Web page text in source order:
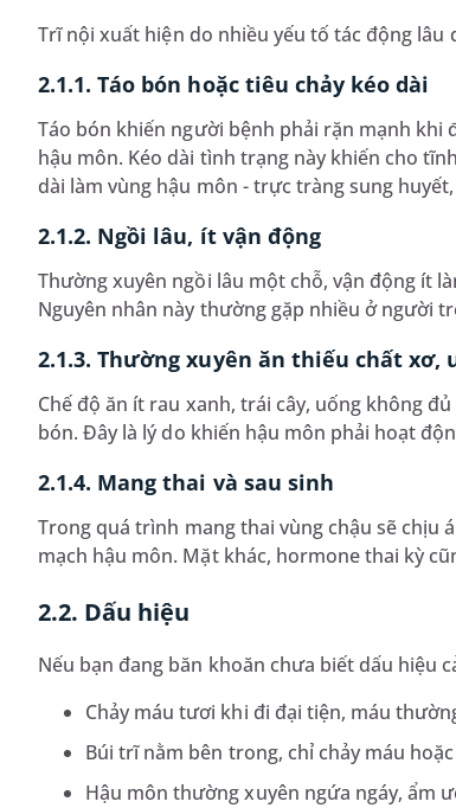
Trĩ nội xuất hiện do nhiều yếu tố tác động lâu
2.1.1. Táo bón hoặc tiêu chảy kéo dài
Táo bón khiến người bệnh phải rặn mạnh khi
hậu môn. Kéo dài tình trạng này khiến cho
dài làm vùng hậu môn - trực tràng sung
2.1.2. Ngồi lâu, ít vận động
Thường xuyên ngồi lâu một chỗ, vận động ít
Nguyên nhân này thường gặp nhiều ở người
2.1.3. Thường xuyên ăn thiếu chất xơ,
Chế độ ăn ít rau xanh, trái cây, uống không
bón. Đây là lý do khiến hậu môn phải hoạt
2.1.4. Mang thai và sau sinh
Trong quá trình mang thai vùng chậu sẽ chịu
mạch hậu môn. Mặt khác, hormone thai kỳ
2.2. Dấu hiệu
Nếu bạn đang băn khoăn chưa biết dấu hiệu
Chảy máu tươi khi đi đại tiện, máu
Búi trĩ nằm bên trong, chỉ chảy máu
Hậu môn thường xuyên ngứa ngáy, ẩm